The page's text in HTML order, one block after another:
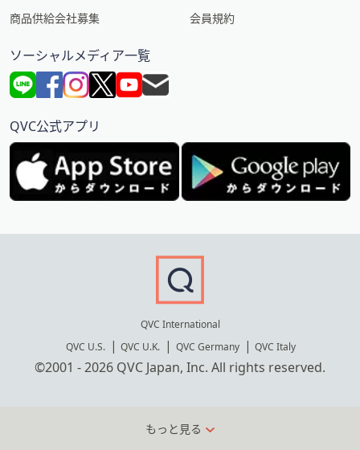
商品供給会社募集
会員規約
ソーシャルメディア一覧
QVC公式アプリ
QVC International
QVC U.S.
QVC U.K. QVC Germany QVC Italy
©2001 - 2026 QVC Japan, Inc. All rights reserved.
もっと見る